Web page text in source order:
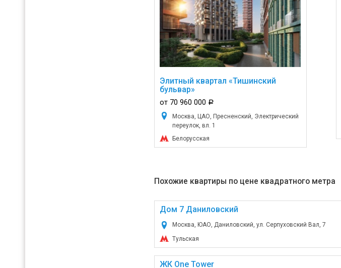
Элитный квартал «Тишинский
бульвар»
от 70 960 000 a
Москва, ЦАО, Пресненский, Электрический
переулок, вл. 1
Белорусская
Похожие квартиры по цене квадратного метра
Дом 7 Даниловский
Москва, ЮАО, Даниловский, ул. Серпуховский Вал, 7
Тульская
ЖК One Tower